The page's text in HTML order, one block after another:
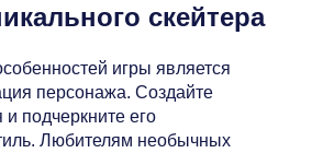
скейтера
игры является
персонажа. Создайте
и подчеркните его
Любителям необычных